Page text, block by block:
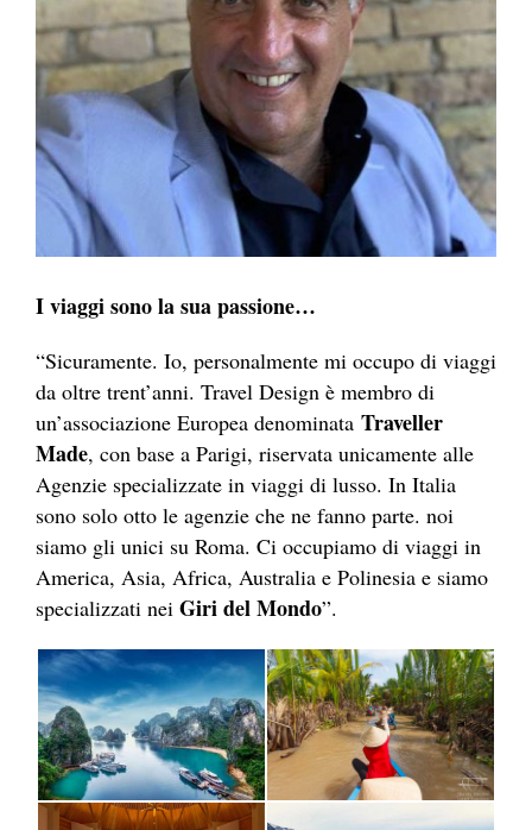
I viaggi sono la sua passione…
“Sicuramente. Io, personalmente mi occupo di viaggi
da oltre trent’anni. Travel Design è membro di
un’associazione Europea denominata Traveller
Made, con base a Parigi, riservata unicamente alle
Agenzie specializzate in viaggi di lusso. In Italia
sono solo otto le agenzie che ne fanno parte. noi
siamo gli unici su Roma. Ci occupiamo di viaggi in
America, Asia, Africa, Australia e Polinesia e siamo
specializzati nei Giri del Mondo”.